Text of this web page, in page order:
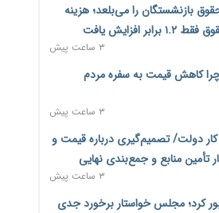
۳۰ درصد حقوق بازنشستگان را می‌بلعد؛ هزینه
۳ ساعت پیش
کاهش قیمت به سفره مردم
۳ ساعت پیش
کار دولت/ تصمیم‌گیری درباره قیمت و
تأمین منابع و جمع‌بندی نهایی
۳ ساعت پیش
کرد؛ مجلس خواستار برخورد جدی